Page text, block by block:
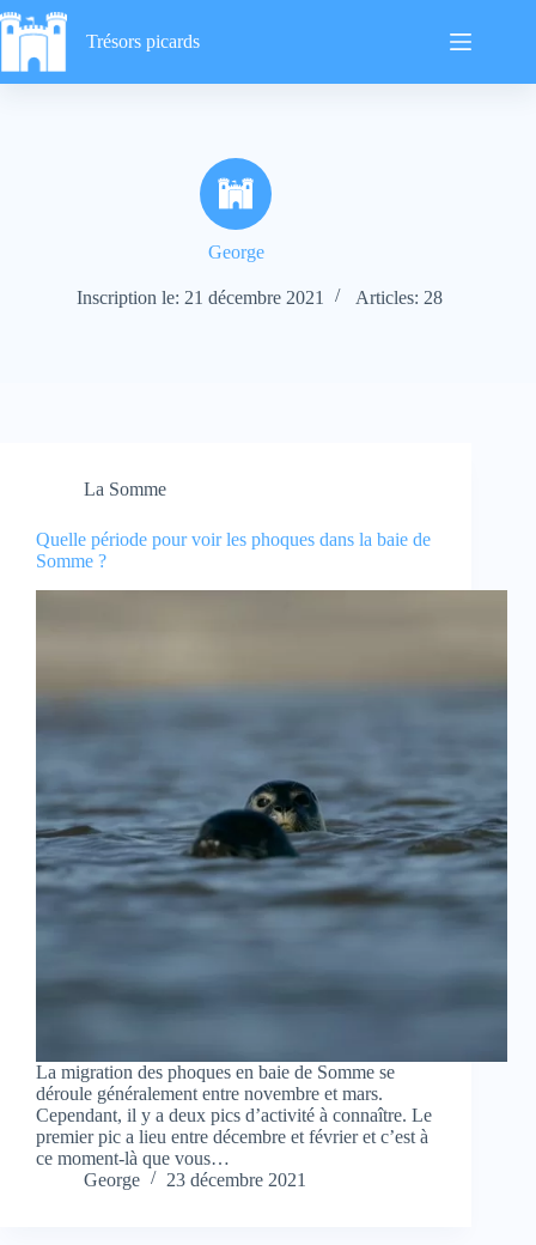
Passer
au
contenu
Trésors picards
George
Inscription le: 21 décembre 2021 Articles: 28
La Somme
Quelle période pour voir les phoques dans la baie de
Somme ?
La migration des phoques en baie de Somme se
déroule généralement entre novembre et mars.
Cependant, il y a deux pics d’activité à connaître. Le
premier pic a lieu entre décembre et février et c’est à
ce moment-là que vous…
George
23 décembre 2021